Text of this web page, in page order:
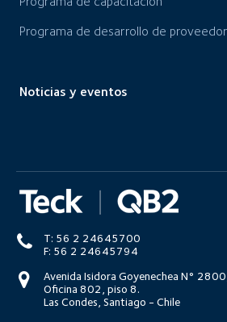
Programa de desarrollo de
Noticias y eventos
T: 56 2 24645700
F: 56 2 24645794
Avenida Isidora Goyenechea N° 2800,
Oficina 802, piso 8.
Las Condes, Santiago - Chile